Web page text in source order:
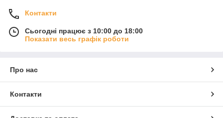
Контакти
Сьогодні працює з 10:00 до 18:00
Показати весь графік роботи
Про нас
Контакти